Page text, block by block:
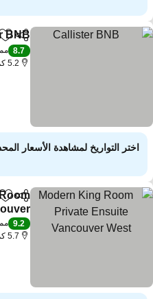
مشاركة
BNB
8.7
5.2 كم إلى وسط المدينة
اختر التواريخ لمشاهدة الأسعار
مشاركة
West
9.2
5.7 كم إلى وسط المدينة